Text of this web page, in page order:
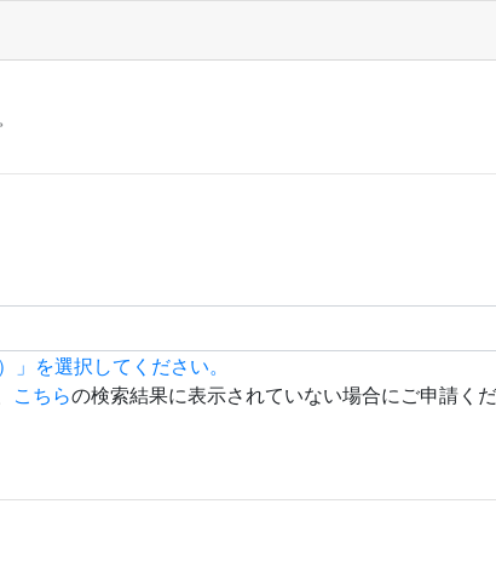
を選択してください。
こちらの検索結果に表示されていない場合にご申請く